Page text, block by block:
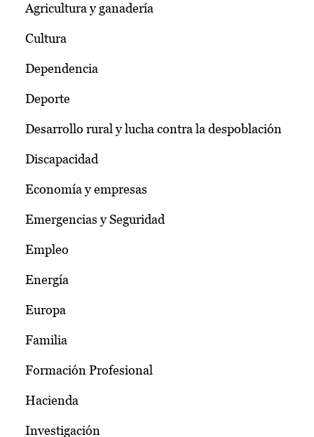
Agricultura y ganadería
Cultura
Dependencia
Deporte
Desarrollo rural y lucha contra la despoblación
Discapacidad
Economía y empresas
Emergencias y Seguridad
Empleo
Energía
Europa
Familia
Formación Profesional
Hacienda
Investigación